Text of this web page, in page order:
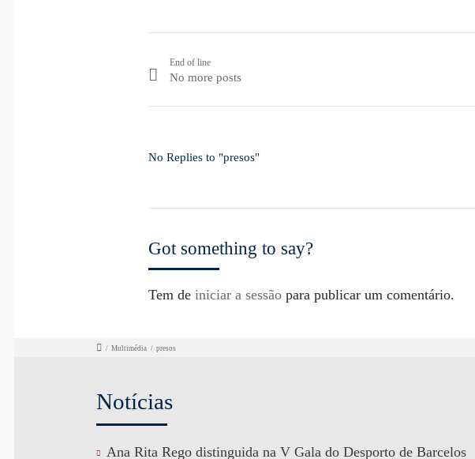
End of line
No more posts
No Replies to "presos"
Got something to say?
Tem de iniciar a sessãopara publicar um comentário.
/ Multimédia / presos
Notícias
Ana Rita Rego distinguida na V Gala do Desporto de Barcelos